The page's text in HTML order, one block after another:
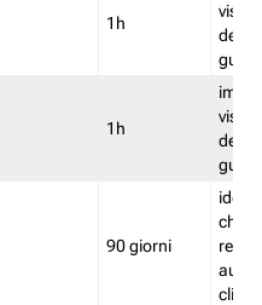
1h
della
1h
della
90 giorni
che
rete
clienti